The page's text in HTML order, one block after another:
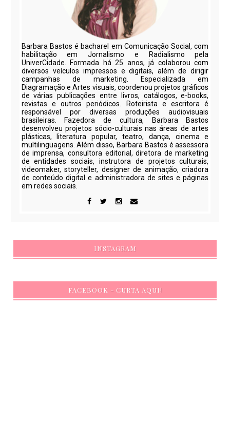
Barbara Bastos é bacharel em Comunicação Social, com
habilitação em Jornalismo e Radialismo pela
UniverCidade. Formada há 25 anos, já colaborou com
diversos veículos impressos e digitais, além de dirigir
campanhas de marketing. Especializada em
Diagramação e Artes visuais, coordenou projetos gráficos
de várias publicações entre livros, catálogos, e-books,
revistas e outros periódicos. Roteirista e escritora é
responsável por diversas produções audiovisuais
brasileiras. Fazedora de cultura, Barbara Bastos
desenvolveu projetos sócio-culturais nas áreas de artes
plásticas, literatura popular, teatro, dança, cinema e
multilinguagens. Além disso, Barbara Bastos é assessora
de imprensa, consultora editorial, diretora de marketing
de entidades sociais, instrutora de projetos culturais,
videomaker, storyteller, designer de animação, criadora
de conteúdo digital e administradora de sites e páginas
em redes sociais.
INSTAGRAM
FACEBOOK - CURTA AQUI!